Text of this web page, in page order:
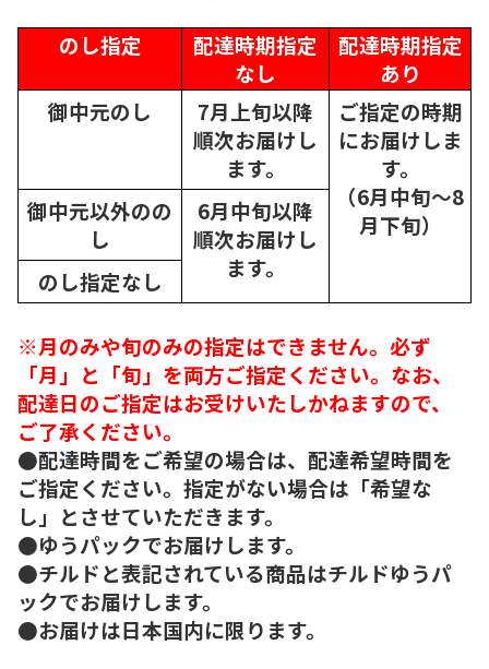
のし指定
配達時期指定
なし
配達時期指定
あり
御中元のし
7月上旬以降
順次お届けし
ます。
ご指定の時期
にお届けしま
す。
（6月中旬～8
月下旬）
御中元以外のの
し
6月中旬以降
順次お届けし
ます。
のし指定なし
※月のみや旬のみの指定はできません。必ず
「月」と「旬」を両方ご指定ください。なお、
配達日のご指定はお受けいたしかねますので、
ご了承ください。
●配達時間をご希望の場合は、配達希望時間を
ご指定ください。指定がない場合は「希望な
し」とさせていただきます。
●ゆうパックでお届けします。
●チルドと表記されている商品はチルドゆうパ
ックでお届けします。
●お届けは日本国内に限ります。